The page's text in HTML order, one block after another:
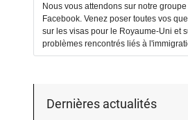
Nous vous attendons sur notre groupe
Facebook. Venez poser toutes vos
sur les visas pour le Royaume-Uni et
problèmes rencontrés liés à
Dernières actualités